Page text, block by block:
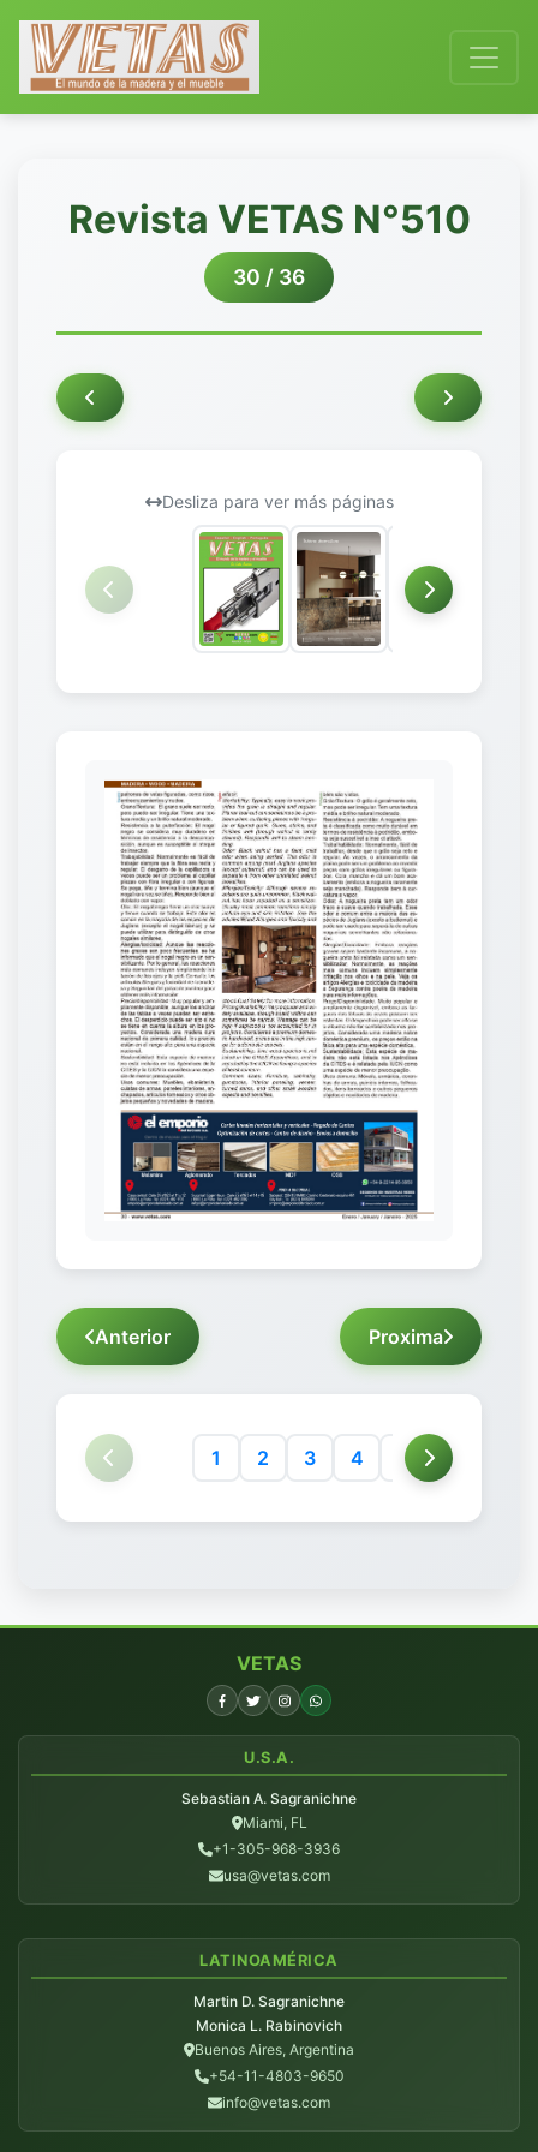
Revista VETAS N°510
30 / 36
Desliza para ver más páginas
Anterior Proxima
1 2 3 4 5 6
VETAS
U.S.A.
Sebastian A. Sagranichne
Miami, FL
+1-305-968-3936
usa@vetas.com
LATINOAMÉRICA
Martin D. Sagranichne
Monica L. Rabinovich
Buenos Aires, Argentina
+54-11-4803-9650
info@vetas.com